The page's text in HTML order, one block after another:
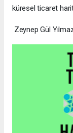
küresel ticaret
Zeynep Gül